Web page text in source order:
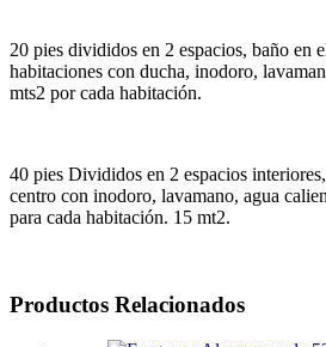
20 pies divididos en 2 espacios, baño en
habitaciones con ducha, inodoro,
mts2 por cada habitación.
40 pies Divididos en 2 espacios
centro con inodoro, lavamano, agua
para cada habitación. 15 mt2.
Productos Relacionados